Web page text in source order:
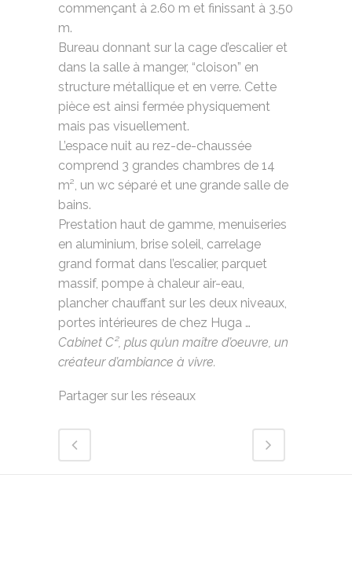
commençant à 2.60 m et finissant à 3.50
m.
Bureau donnant sur la cage d’escalier et
dans la salle à manger, “cloison” en
structure métallique et en verre. Cette
pièce est ainsi fermée physiquement
mais pas visuellement.
L’espace nuit au rez-de-chaussée
comprend 3 grandes chambres de 14
m², un wc séparé et une grande salle de
bains.
Prestation haut de gamme, menuiseries
en aluminium, brise soleil, carrelage
grand format dans l’escalier, parquet
massif, pompe à chaleur air-eau,
plancher chauffant sur les deux niveaux,
portes intérieures de chez Huga …
Cabinet C², plus qu’un maître d’oeuvre, un
créateur d’ambiance à vivre.
Partager sur les réseaux